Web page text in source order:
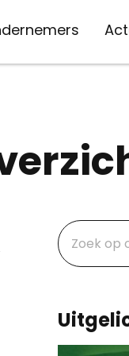
Midden-Oosten
& ledenraad
bij inretail